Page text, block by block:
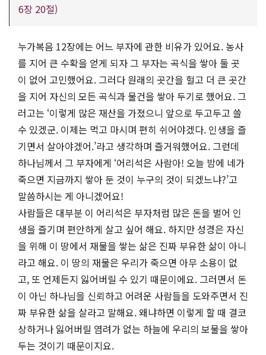
6장 20절)
누가복음 12장에는 어느 부자에 관한 비유가 있어요. 농사
를 지어 큰 수확을 얻게 되자 그 부자는 곡식을 쌓아 둘 곳
이 없어 고민했어요. 그러다 원래의 곳간을 헐고 더 큰 곳간
을 지어 자신의 모든 곡식과 물건을 쌓아 두기로 했어요. 그
러고는 ‘이렇게 많은 재산을 가졌으니 앞으로 두고두고 쓸
수 있겠군. 이제는 먹고 마시며 편히 쉬어야겠다. 인생을 즐
기면서 살아야겠어.’라고 생각하며 즐거워했어요. 그런데
하나님께서 그 부자에게 ‘어리석은 사람아! 오늘 밤에 네가
죽으면 지금까지 쌓아 둔 것이 누구의 것이 되겠느냐?’고
말씀하시는 게 아니겠어요!
사람들은 대부분 이 어리석은 부자처럼 많은 돈을 벌어 인
생을 즐기며 편안하게 살고 싶어 해요. 하지만 성경은 자신
을 위해 이 땅에서 재물을 쌓는 삶은 진짜 부유한 삶이 아니
라고 해요. 이 땅의 재물은 우리가 죽으면 아무 소용이 없
고, 또 언제든지 잃어버릴 수 있기 때문이에요. 그러면서 돈
이 아닌 하나님을 신뢰하고 어려운 사람들을 도와주면서 진
짜 부유한 삶을 살라고 말해요. 왜냐하면 이렇게 할 때 결코
상하거나 잃어버릴 염려가 없는 하늘에 우리의 보물을 쌓아
두는 것이기 때문이지요.